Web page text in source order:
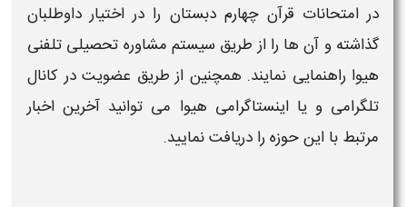
در امتحانات قرآن چهارم دبستان را در اختیار داوطلبان
گذاشته و آن ها را از طریق سیستم مشاوره تحصیلی تلفنی
هیوا راهنمایی نمایند. همچنین از طریق عضویت در کانال
تلگرامی و یا اینستاگرامی هیوا می توانید آخرین اخبار
مرتبط با این حوزه را دریافت نمایید.